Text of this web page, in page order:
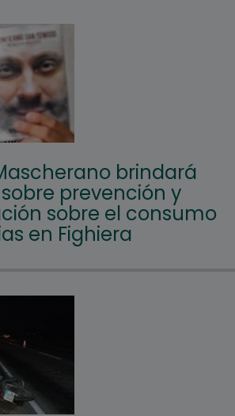
brindará
prevención y
sobre el consumo
en Fighiera